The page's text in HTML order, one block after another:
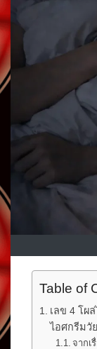
Table of
เลข 4 โผ
ไอศกรีมวั
จากเ